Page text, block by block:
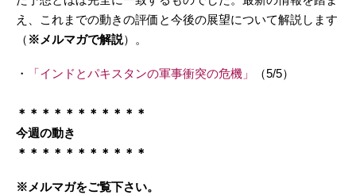
え、これまでの動きの評価と今後の展望について解説します
（ ※メルマガで解説）。
・ 「インドとパキスタンの軍事衝突の危機」 （5/5）
＊＊＊＊＊＊＊＊＊＊＊
今週の動き
＊＊＊＊＊＊＊＊＊＊＊
※メルマガをご覧下さい。